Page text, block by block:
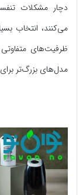
دچار مشکلات
می‌کنند، انتخاب
ظرفیت‌های
مدل‌های بزرگ‌تر